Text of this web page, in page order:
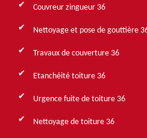
Couvreur zingueur 36
Nettoyage et pose de gouttière
Travaux de couverture 36
Etanchéité toiture 36
Urgence fuite de toiture 36
Nettoyage de toiture 36